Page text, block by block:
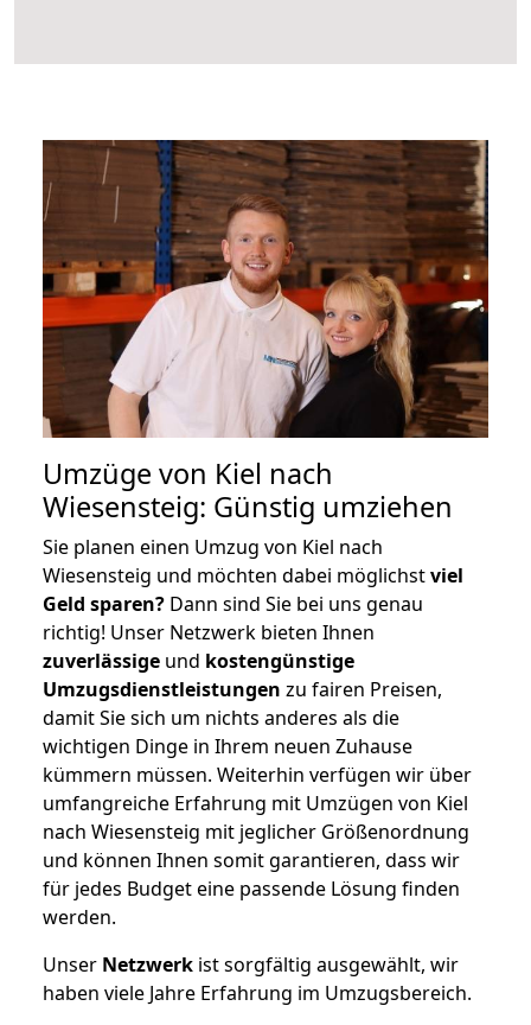
Umzüge von Kiel nach
Wiesensteig: Günstig umziehen
Sie planen einen Umzug von Kiel nach
Wiesensteig und möchten dabei möglichstviel
Geld sparen? Dann sind Sie bei uns genau
richtig! Unser Netzwerk bieten Ihnen
zuverlässige und kostengünstige
Umzugsdienstleistungen zu fairen Preisen,
damit Sie sich um nichts anderes als die
wichtigen Dinge in Ihrem neuen Zuhause
kümmern müssen. Weiterhin verfügen wir über
umfangreiche Erfahrung mit Umzügen von Kiel
nach Wiesensteig mit jeglicher Größenordnung
und können Ihnen somit garantieren, dass wir
für jedes Budget eine passende Lösung finden
werden.
Unser Netzwerk ist sorgfältig ausgewählt, wir
haben viele Jahre Erfahrung im Umzugsbereich.